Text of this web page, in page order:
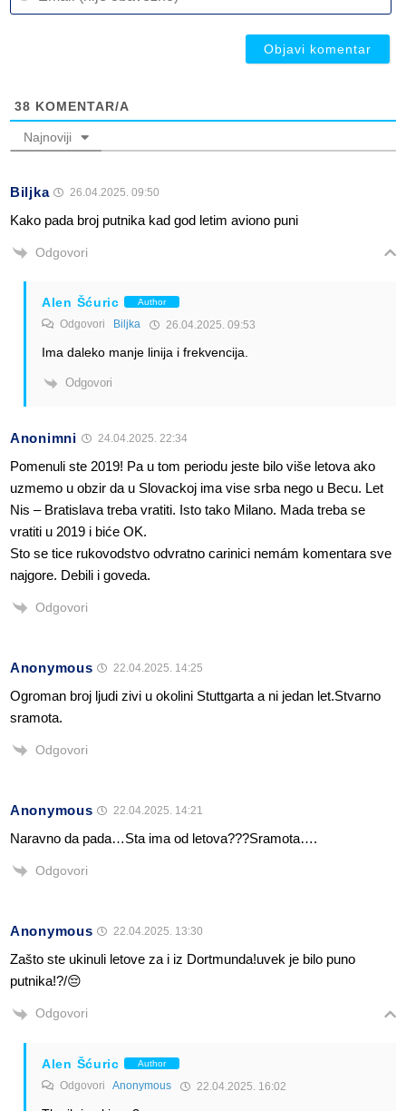
38 KOMENTAR/A
Najnoviji
Biljka 26.04.2025. 09:50
Kako pada broj putnika kad god letim aviono puni
Odgovori
Alen Šćuric Author
Odgovori Biljka 26.04.2025. 09:53
Ima daleko manje linija i frekvencija.
Odgovori
Anonimni 24.04.2025. 22:34
Pomenuli ste 2019! Pa u tom periodu jeste bilo više letova ako
uzmemo u obzir da u Slovackoj ima vise srba nego u Becu. Let
Nis – Bratislava treba vratiti. Isto tako Milano. Mada treba se
vratiti u 2019 i biće OK.
Sto se tice rukovodstvo odvratno carinici nemám komentara sve
najgore. Debili i goveda.
Odgovori
Anonymous 22.04.2025. 14:25
Ogroman broj ljudi zivi u okolini Stuttgarta a ni jedan let.Stvarno
sramota.
Odgovori
Anonymous 22.04.2025. 14:21
Naravno da pada…Sta ima od letova???Sramota….
Odgovori
Anonymous 22.04.2025. 13:30
Zašto ste ukinuli letove za i iz Dortmunda!uvek je bilo puno
putnika!?/😔
Odgovori
Alen Šćuric Author
Odgovori Anonymous 22.04.2025. 16:02